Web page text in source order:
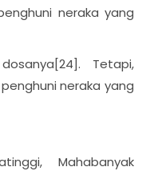
neraka yang
Tetapi,
neraka yang
Mahabanyak